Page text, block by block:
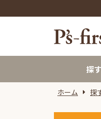
探す
ホーム 探